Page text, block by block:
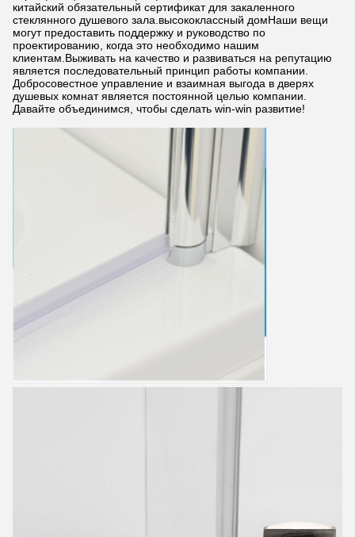
китайский обязательный сертификат для закаленного
стеклянного душевого зала.высококлассный домНаши вещи
могут предоставить поддержку и руководство по
проектированию, когда это необходимо нашим
клиентам.Выживать на качество и развиваться на репутацию
является последовательный принцип работы компании.
Добросовестное управление и взаимная выгода в дверях
душевых комнат является постоянной целью компании.
Давайте объединимся, чтобы сделать win-win развитие!